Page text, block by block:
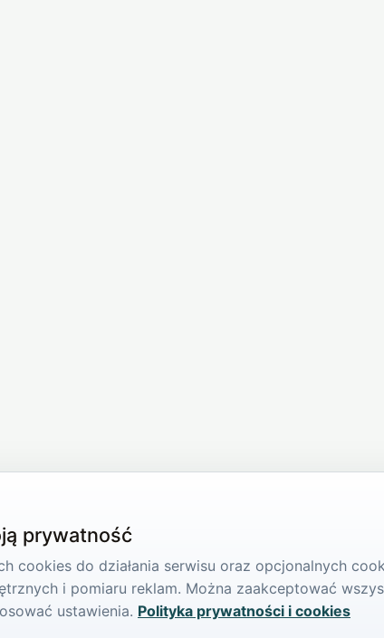
prywatność
cookies do działania serwisu oraz opcjonalnych
i pomiaru reklam. Można zaakceptować
ustawienia. Polityka prywatności i cookies